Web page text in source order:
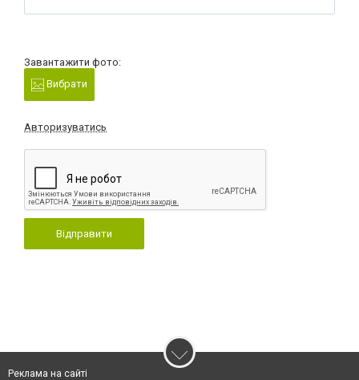
Завантажити фото:
Вибрати
Авторизуватись
Відправити
Реклама на сайті